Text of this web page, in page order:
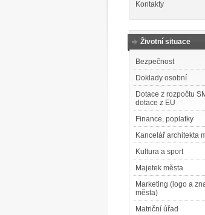
Kontakty
Životní situace
Bezpečnost
Doklady osobní
Dotace z rozpočtu
dotace z EU
Finance, poplatky
Kancelář architekta
Kultura a sport
Majetek města
Marketing (logo a
města)
Matriční úřad